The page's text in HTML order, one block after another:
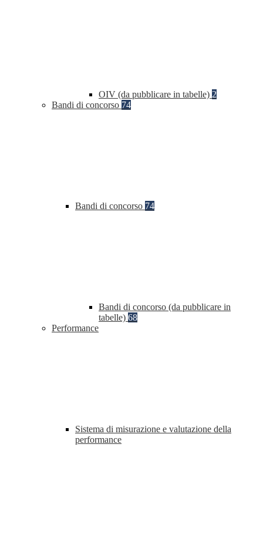
OIV (da pubblicare in tabelle) 2
Bandi di concorso 74
Bandi di concorso 74
Bandi di concorso (da pubblicare in
tabelle) 68
Performance
Sistema di misurazione e valutazione della
performance